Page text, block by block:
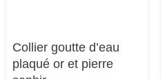
Collier goutte d’eau
plaqué or et pierre